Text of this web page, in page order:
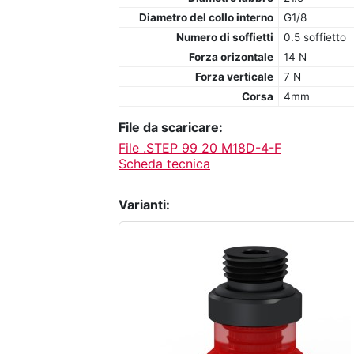
Diametro del collo interno
G1/8
Numero di soffietti
0.5 soffietto
Forza orizontale
14 N
Forza verticale
7 N
Corsa
4mm
File da scaricare:
File .STEP 99 20 M18D-4-F
Scheda tecnica
Varianti: